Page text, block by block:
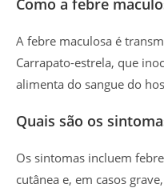
A febre maculosa é
Carrapato-estrela, que
alimenta do sangue do
Quais são os
Os sintomas incluem
cutânea e, em casos